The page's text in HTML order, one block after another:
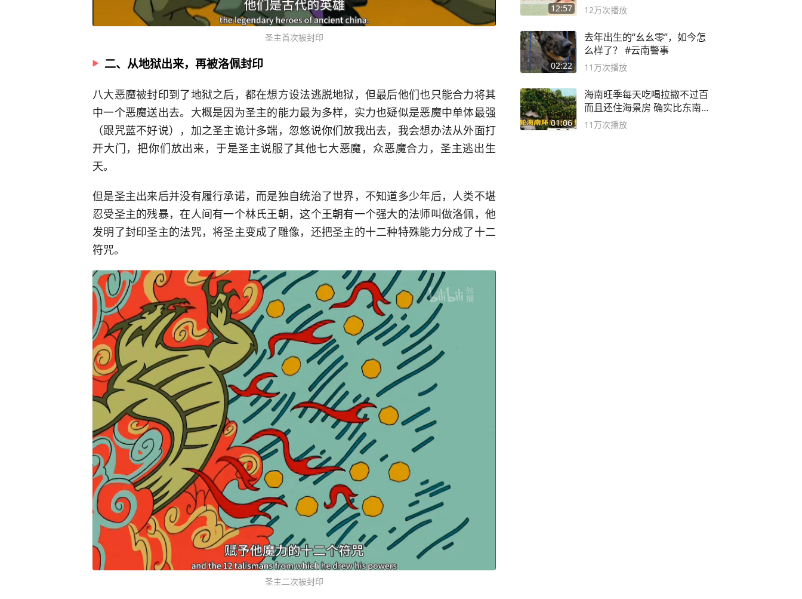
圣主首次被封印
二、从地狱出来，再被洛佩封印
八大恶魔被封印到了地狱之后，都在想方设法逃脱地狱，但最后他们也只能合力将其
中一个恶魔送出去。大概是因为圣主的能力最为多样，实力也疑似是恶魔中单体最强
（跟咒蓝不好说），加之圣主诡计多端，忽悠说你们放我出去，我会想办法从外面打
开大门，把你们放出来，于是圣主说服了其他七大恶魔，众恶魔合力，圣主逃出生
天。
但是圣主出来后并没有履行承诺，而是独自统治了世界，不知道多少年后，人类不堪
忍受圣主的残暴，在人间有一个林氏王朝，这个王朝有一个强大的法师叫做洛佩，他
发明了封印圣主的法咒，将圣主变成了雕像，还把圣主的十二种特殊能力分成了十二
符咒。
圣主二次被封印
12:57 袭之路
12万次播放
02:22
去年出生的“幺幺零”，如今怎
么样了？ #云南警事
11万次播放
01:06
海南旺季每天吃喝拉撒不过百
而且还住海景房 确实比东南
亚合适
11万次播放